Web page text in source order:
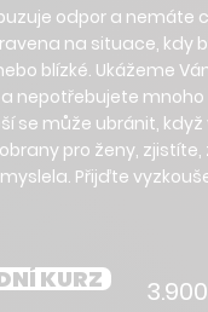
odpor a nemáte
na situace, kdy
blízké. Ukážeme
nepotřebujete mnoho
se může ubránit, když
pro ženy,
Přijďte
KURZ